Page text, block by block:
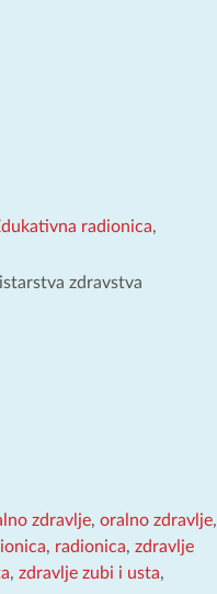
radionica,
zdravstva
zdravlje, oralno zdravlje,
, radionica, zdravlje
, zdravlje zubi i usta,